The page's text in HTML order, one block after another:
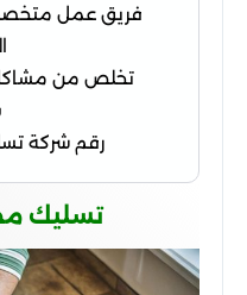
فريق عمل
تخلص من مشاكل
رقم شركة
تسليك